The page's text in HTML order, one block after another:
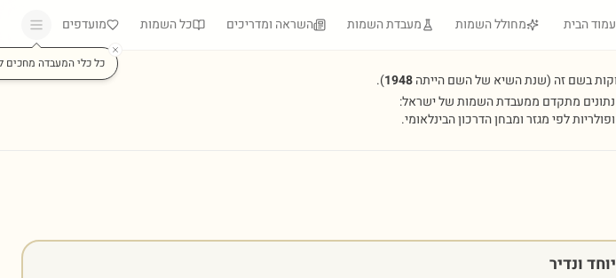
עמוד הבית מחולל השמות מעבדת השמות השראה ומדריכים כל השמות מועדפים
כל כלי המעבדה מחכים
בשם זה (שנת השיא של השם הייתה1948
).
נתונים מתקדם ממעבדת השמות של ישראל:
לפי מגזר ומבחן הדרכון הבינלאומי.
ונדיר